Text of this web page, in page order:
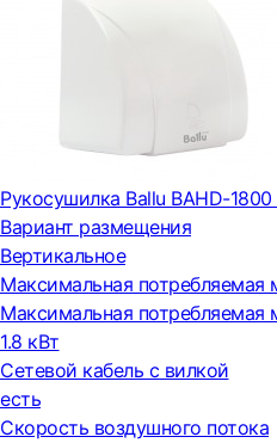
Рукосушилка Ballu BAHD-
Вариант размещения
Вертикальное
Максимальная потребляемая
Максимальная потребляемая
1.8 кВт
Сетевой кабель с вилкой
есть
Скорость воздушного потока